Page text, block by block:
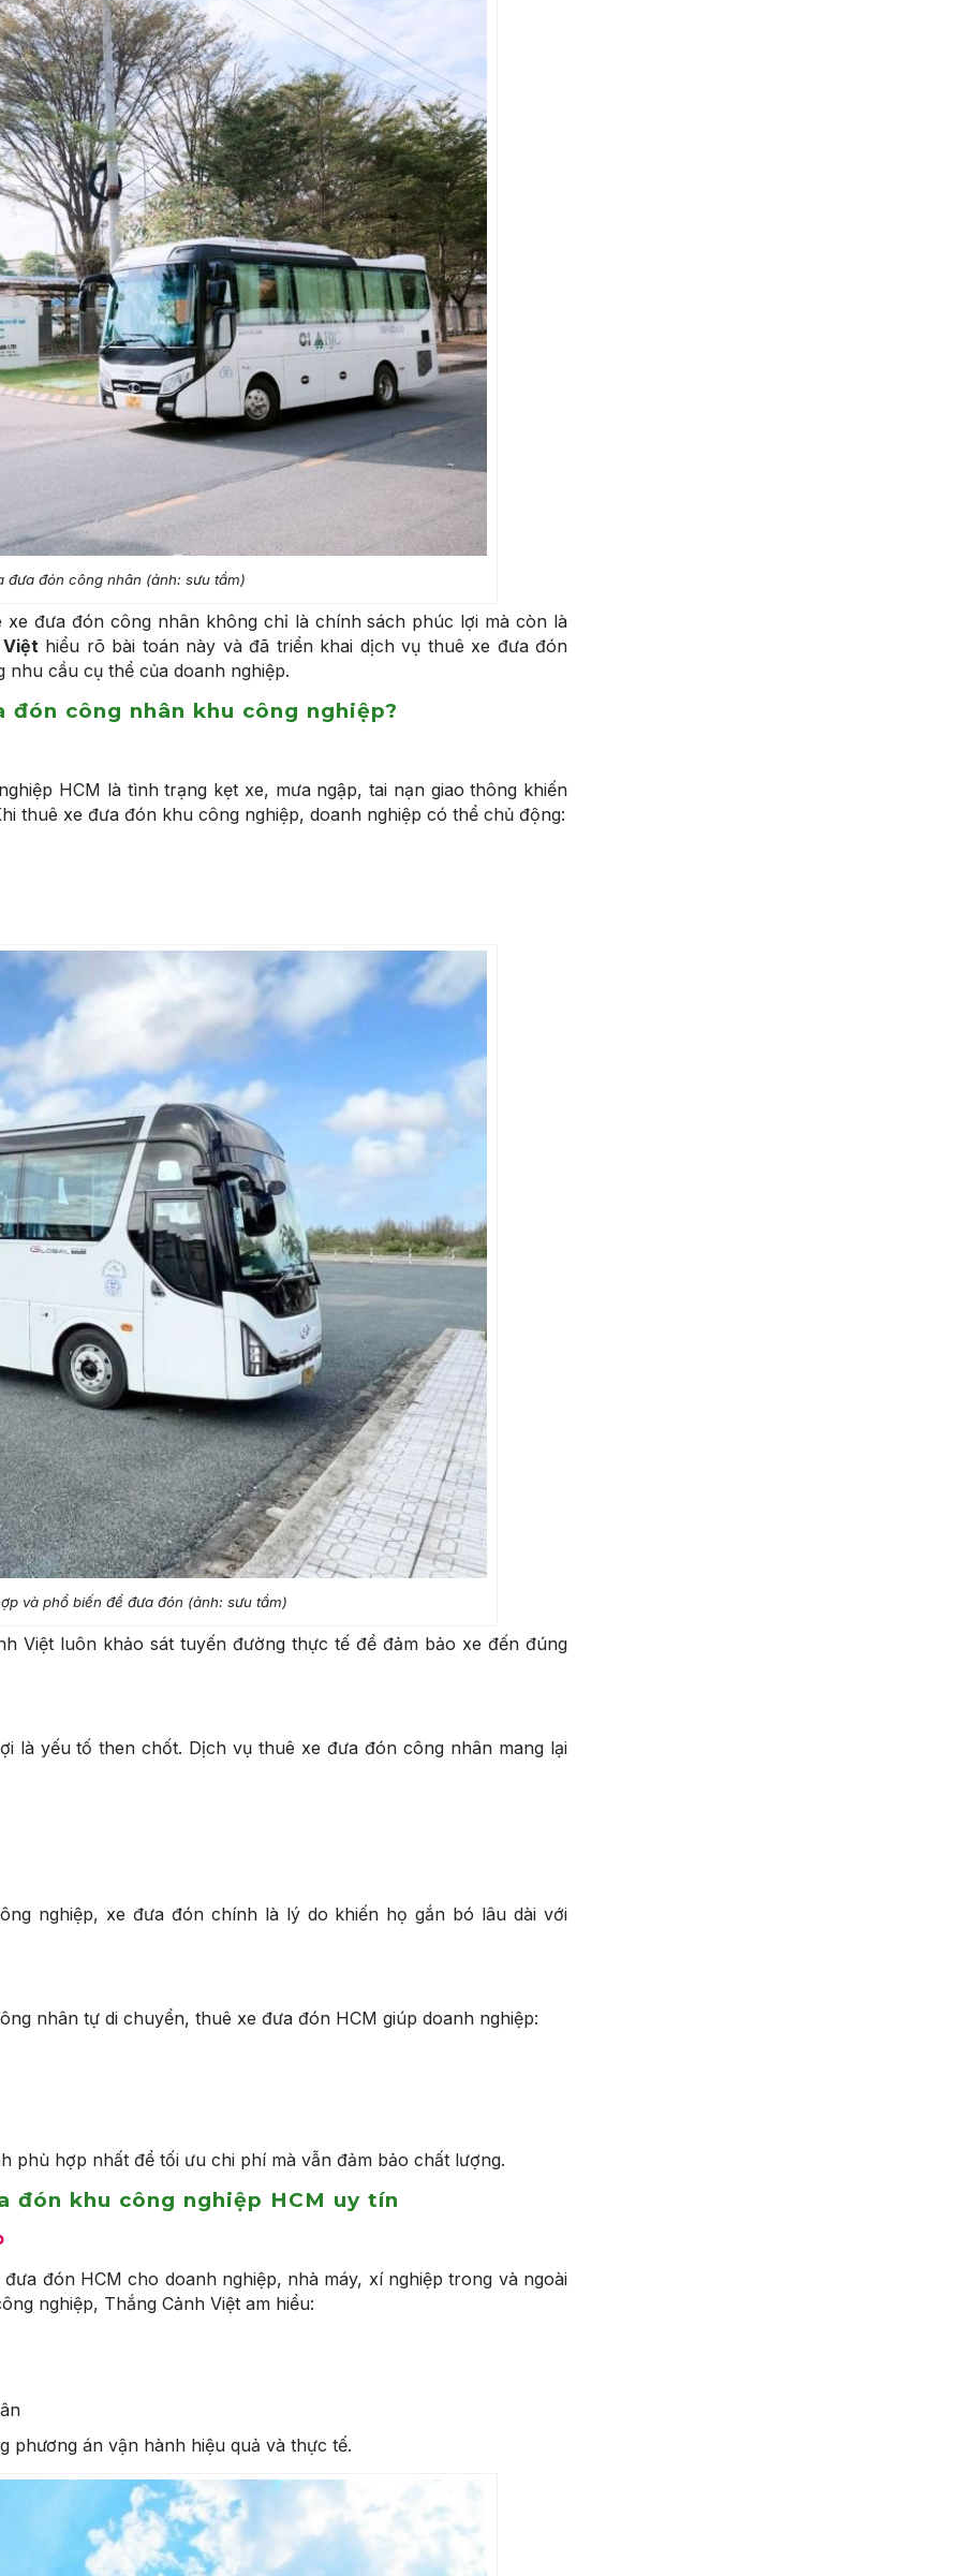
đưa đón công nhân (ảnh: sưu tầm)
đưa đón công nhân không chỉ là chính sách phúc lợi mà còn là
Việthiểu rõ bài toán này và đã triển khai dịch vụ thuê xe đưa đón
cầu cụ thể của doanh nghiệp.
công nhân khu công nghiệp?
HCM là tình trạng kẹt xe, mưa ngập, tai nạn giao thông khiến
thuê xe đưa đón khu công nghiệp, doanh nghiệp có thể chủ động:
và phổ biến để đưa đón (ảnh: sưu tầm)
Việt luôn khảo sát tuyến đường thực tế để đảm bảo xe đến đúng
là yếu tố then chốt. Dịch vụ thuê xe đưa đón công nhân mang lại
nghiệp, xe đưa đón chính là lý do khiến họ gắn bó lâu dài với
nhân tự di chuyển, thuê xe đưa đón HCM giúp doanh nghiệp:
phù hợp nhất để tối ưu chi phí mà vẫn đảm bảo chất lượng.
đón khu công nghiệp HCM uy tín
đón HCM cho doanh nghiệp, nhà máy, xí nghiệp trong và ngoài
nghiệp, Thắng Cảnh Việt am hiểu:
phương án vận hành hiệu quả và thực tế.